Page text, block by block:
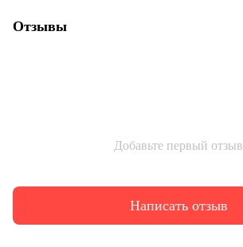
Отзывы
Добавьте первый отзыв
Написать отзыв